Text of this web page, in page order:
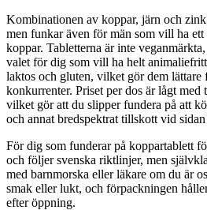
Kombinationen av koppar, järn och
men funkar även för män som vill ha
koppar. Tabletterna är inte
valet för dig som vill ha helt
laktos och gluten, vilket gör dem lättare
konkurrenter. Priset per dos är lågt med
vilket gör att du slipper fundera på att
och annat bredspektrat tillskott vid sidan
För dig som funderar på koppartablett
och följer svenska riktlinjer, men
med barnmorska eller läkare om du är
smak eller lukt, och förpackningen
efter öppning.